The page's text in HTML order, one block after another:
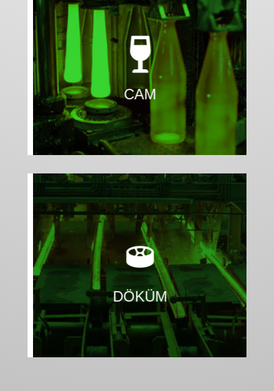

CAM

Cormind Sistemi üzerindeki veriler ile
etiketlenmesi ve barkodlanmasıyla,
müşterilerinize giden ürününüzün geri
izlenebilirliğini sağlayın.

DÖKÜM

Kapasitenizi artırın, zaman kaybına neden olan
manuel süreçleri otomatikleştirin ve üretim
kalitenizi tehlikeye atan bütün makine sorunlarını
kesin olarak çözün.